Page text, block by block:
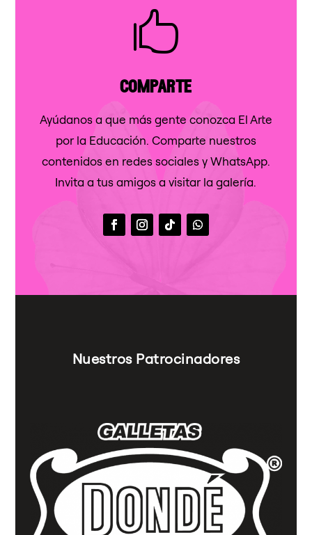

comparte
Ayúdanos a que más gente conozca El Arte
por la Educación. Comparte nuestros
contenidos en redes sociales y WhatsApp.
Invita a tus amigos a visitar la galería.
Nuestros Patrocinadores